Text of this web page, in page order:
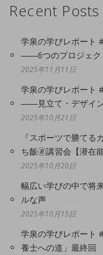
Recent Posts
学泉の学びレポート
――6つのプロジェク
2025年11月11日
学泉の学びレポート
――見立て・デザイ
2025年10月21日
『スポーツで勝て
ち飯🄬講習会【潜在
2025年10月20日
幅広い学びの中で将
ルな声
2025年10月15日
学泉の学びレポート
養士への道」最終回